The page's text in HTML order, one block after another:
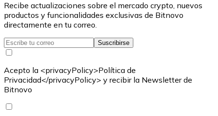
Recibe actualizaciones sobre el mercado crypto, nuevos
productos y funcionalidades exclusivas de Bitnovo
directamente en tu correo.
Suscribirse
Acepto la <privacyPolicy>Política de
Privacidad</privacyPolicy> y recibir la Newsletter de
Bitnovo